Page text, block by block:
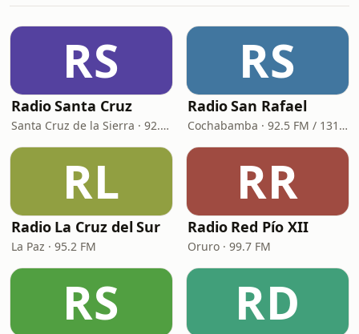
RS
Radio Santa Cruz
Santa Cruz de la Sierra · 92.2 FM, 960 AM
RS
Radio San Rafael
Cochabamba · 92.5 FM / 1310 AM
RL
Radio La Cruz del Sur
La Paz · 95.2 FM
RR
Radio Red Pío XII
Oruro · 99.7 FM
RS RD